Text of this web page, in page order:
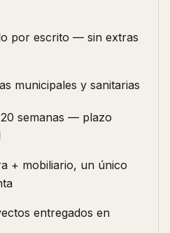
por escrito — sin extras
municipales y sanitarias
semanas — plazo
+ mobiliario, un único
entregados en